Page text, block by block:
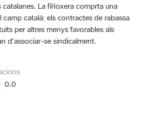
La fil·loxera comprta una
camp català: els contractes de rabassa
per altres menys favorables als
d'associar-se sindicalment.
0.0La mitjana de les valoracions és de 0